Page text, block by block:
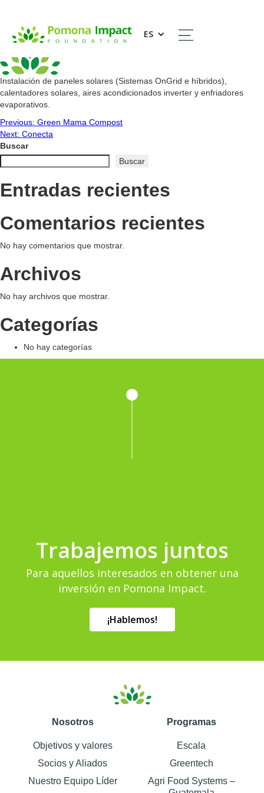
ES
Solus Energy
Instalación de paneles solares (Sistemas OnGrid e híbridos),
calentadores solares, aires acondicionados inverter y enfriadores
evaporativos.
Navegación
de
entradas
Previous: Green Mama Compost
Next: Conecta
Buscar
Buscar
Entradas recientes
Comentarios recientes
No hay comentarios que mostrar.
Archivos
No hay archivos que mostrar.
Categorías
No hay categorías
Trabajemos juntos
Para aquellos interesados ​​en obtener una
inversión en Pomona Impact.
¡Hablemos!
Nosotros
Objetivos y valores
Socios y Aliados
Nuestro Equipo Líder
Programas
Escala
Greentech
Agri Food Systems –